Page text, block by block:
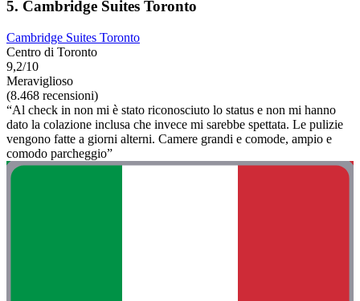
5. Cambridge Suites Toronto
Cambridge Suites Toronto
Centro di Toronto
9,2/10
Meraviglioso
(8.468 recensioni)
“Al check in non mi è stato riconosciuto lo status e non mi hanno
dato la colazione inclusa che invece mi sarebbe spettata. Le pulizie
vengono fatte a giorni alterni. Camere grandi e comode, ampio e
comodo parcheggio”